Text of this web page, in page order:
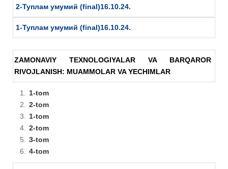
2-Туплам умумий (final)16.10.24.
1-Туплам умумий (final)16.10.24.
ZAMONAVIY TEXNOLOGIYALAR VA BARQAROR
RIVOJLANISH: MUAMMOLAR VA YECHIMLAR
1-tom
2-tom
1-tom
2-tom
3-tom
4-tom